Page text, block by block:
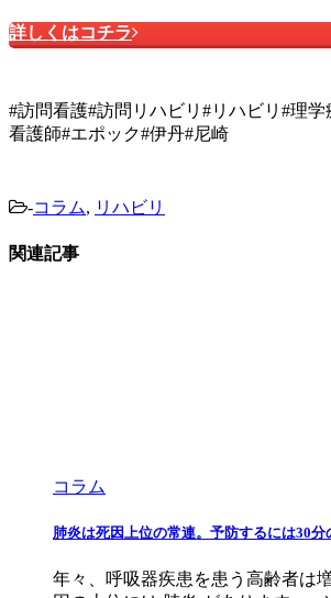
詳しくはコチラ
#訪問看護#訪問リハビリ#リハビリ#理
看護師#エポック#伊丹#尼崎
-コラム, リハビリ
関連記事
コラム
肺炎は死因上位の常連。予防するには30
年々、呼吸器疾患を患う高齢者は